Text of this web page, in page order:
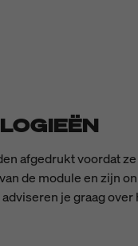
afgedrukt voordat
de module en zijn
je graag over